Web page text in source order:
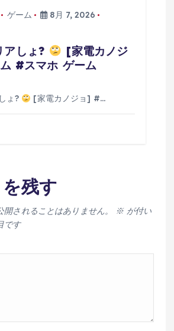
ゲーム
8月 7, 2026
アしょ?
[家電カノジ
#スマホ ゲーム
ょ? [家電カノジョ] #…
残す
されることはありません。 ※が付い
です